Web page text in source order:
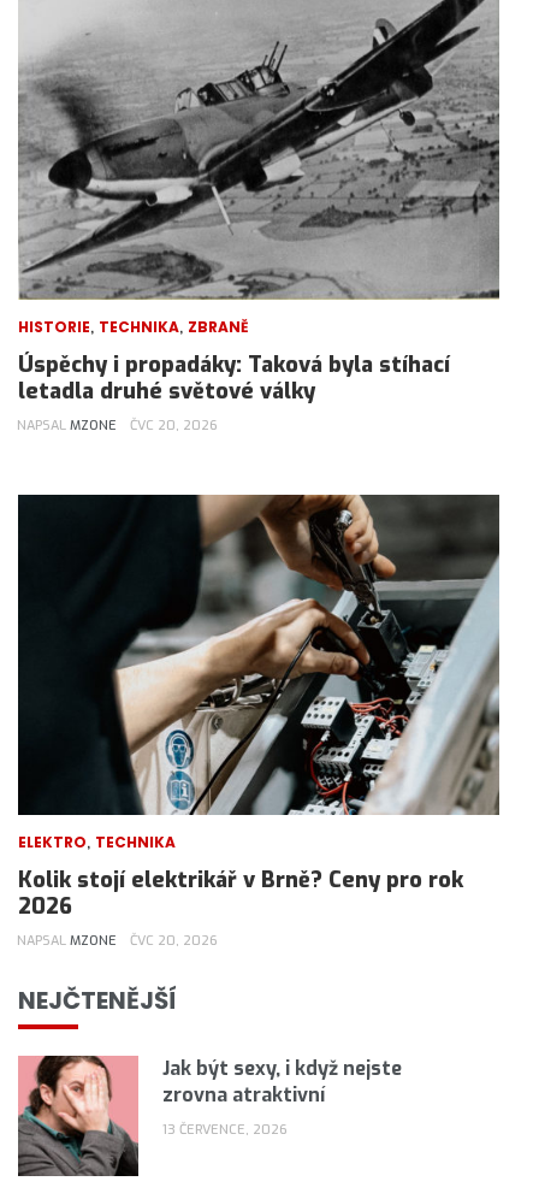
HISTORIE, TECHNIKA, ZBRANĚ
Úspěchy i propadáky: Taková byla stíhací
letadla druhé světové války
NAPSAL MZONE ČVC 20, 2026
ELEKTRO, TECHNIKA
Kolik stojí elektrikář v Brně? Ceny pro rok
2026
NAPSAL MZONE ČVC 20, 2026
NEJČTENĚJŠÍ
Jak být sexy, i když nejste
zrovna atraktivní
13 ČERVENCE, 2026